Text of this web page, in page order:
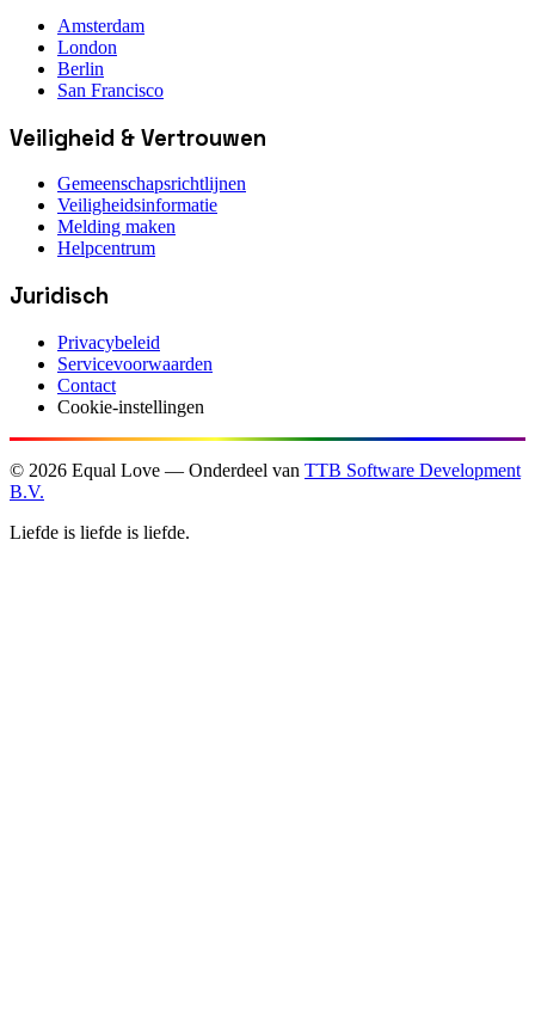
Amsterdam
London
Berlin
San Francisco
Veiligheid & Vertrouwen
Gemeenschapsrichtlijnen
Veiligheidsinformatie
Melding maken
Helpcentrum
Juridisch
Privacybeleid
Servicevoorwaarden
Contact
Cookie-instellingen
© 2026 Equal Love — Onderdeel van TTB Software Development
B.V.
Liefde is liefde is liefde.